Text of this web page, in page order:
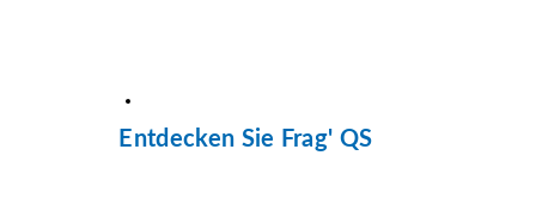
Entdecken Sie Frag' QS